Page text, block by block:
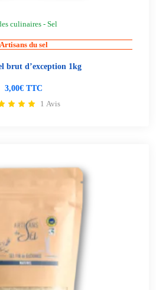
culinaires - Sel
Artisans du sel
brut d’exception 1kg
3,00€ TTC
1 Avis